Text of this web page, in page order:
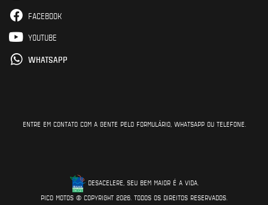
FACEBOOK
YOUTUBE
WHATSAPP
ENTRE EM CONTATO COM A GENTE PELO FORMULÁRIO, WHATSAPP OU TELEFONE.
DESACELERE, SEU BEM MAIOR É A VIDA.
PICO MOTOS © COPYRIGHT 2026. TODOS OS DIREITOS RESERVADOS.